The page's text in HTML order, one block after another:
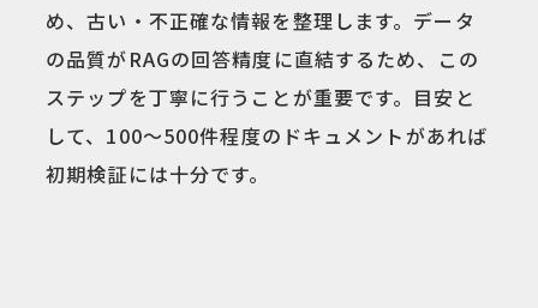
め、古い・不正確な情報を整理します。データ
の品質がRAGの回答精度に直結するため、この
ステップを丁寧に行うことが重要です。目安と
して、100〜500件程度のドキュメントがあれば
初期検証には十分です。